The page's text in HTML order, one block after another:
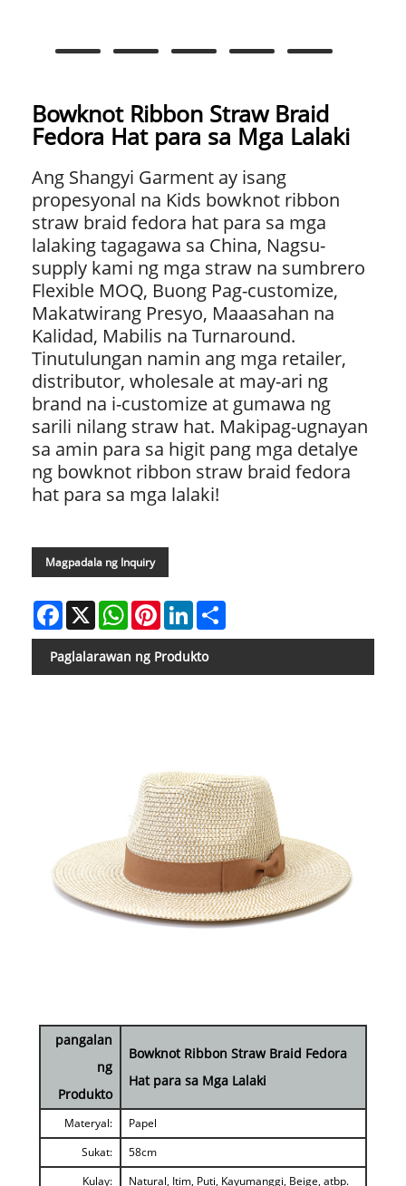
Bowknot Ribbon Straw Braid
Fedora Hat para sa Mga Lalaki
Ang Shangyi Garment ay isang
propesyonal na Kids bowknot ribbon
straw braid fedora hat para sa mga
lalaking tagagawa sa China, Nagsu-
supply kami ng mga straw na sumbrero
Flexible MOQ, Buong Pag-customize,
Makatwirang Presyo, Maaasahan na
Kalidad, Mabilis na Turnaround.
Tinutulungan namin ang mga retailer,
distributor, wholesale at may-ari ng
brand na i-customize at gumawa ng
sarili nilang straw hat. Makipag-ugnayan
sa amin para sa higit pang mga detalye
ng bowknot ribbon straw braid fedora
hat para sa mga lalaki!
Magpadala ng Inquiry
Facebook
X WhatsAppPinterestLinkedIn
Paglalarawan ng Produkto
pangalan
ng
Produkto
Bowknot Ribbon Straw Braid Fedora
Hat para sa Mga Lalaki
Materyal:
Papel
Sukat:
58cm
Kulay:
Natural, Itim, Puti, Kayumanggi, Beige, atbp.